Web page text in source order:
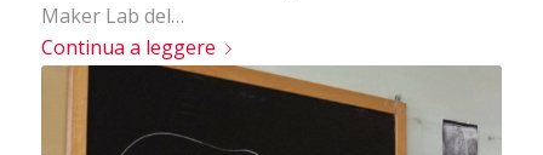
Maker Lab del…
Continua a leggere